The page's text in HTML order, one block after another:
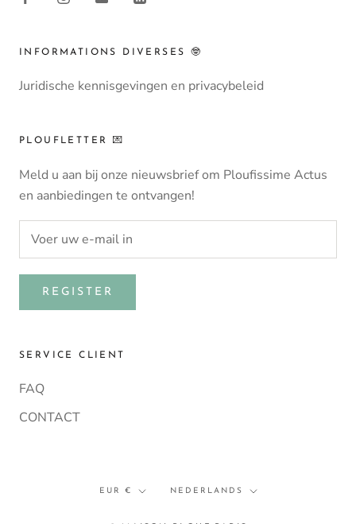
INFORMATIONS DIVERSES 🤓
Juridische kennisgevingen en privacybeleid
PLOUFLETTER 💌
Meld u aan bij onze nieuwsbrief om Ploufissime Actus
en aanbiedingen te ontvangen!
REGISTER
SERVICE CLIENT
FAQ
CONTACT
Munteenheid
EUR € Taal
NEDERLANDS